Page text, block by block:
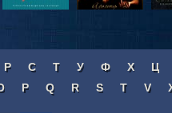
Р С Т У Ф Х Ц
P Q R S T V